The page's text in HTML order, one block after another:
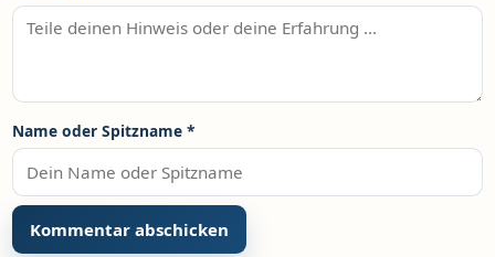
Name oder Spitzname *